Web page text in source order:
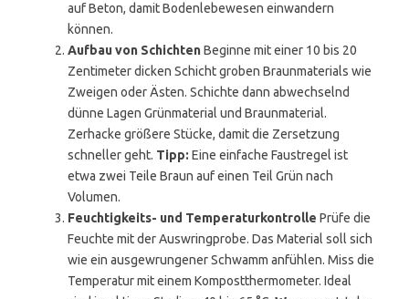
auf Beton, damit Bodenlebewesen einwandern
können.
Aufbau von SchichtenBeginne mit einer 10 bis 20
Zentimeter dicken Schicht groben Braunmaterials wie
Zweigen oder Ästen. Schichte dann abwechselnd
dünne Lagen Grünmaterial und Braunmaterial.
Zerhacke größere Stücke, damit die Zersetzung
schneller geht. Tipp: Eine einfache Faustregel ist
etwa zwei Teile Braun auf einen Teil Grün nach
Volumen.
Feuchtigkeits- und Temperaturkontrolle Prüfe die
Feuchte mit der Auswringprobe. Das Material soll sich
wie ein ausgewrungener Schwamm anfühlen. Miss die
Temperatur mit einem Kompostthermometer. Ideal